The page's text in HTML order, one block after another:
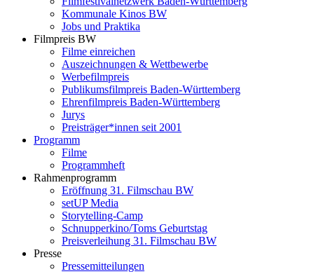
Kommunale Kinos BW
Jobs und Praktika
Filmpreis BW
Filme einreichen
Auszeichnungen & Wettbewerbe
Werbefilmpreis
Publikumsfilmpreis Baden-Württemberg
Ehrenfilmpreis Baden-Württemberg
Jurys
Preisträger*innen seit 2001
Programm
Filme
Programmheft
Rahmenprogramm
Eröffnung 31. Filmschau BW
setUP Media
Storytelling-Camp
Schnupperkino/Toms Geburtstag
Preisverleihung 31. Filmschau BW
Presse
Pressemitteilungen